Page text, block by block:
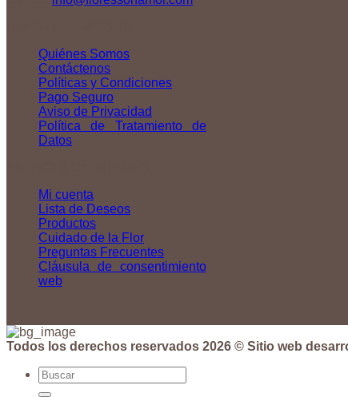
Quiénes Somos
Contáctenos
Políticas y Condiciones
Pago Seguro
Aviso de Privacidad
Política de Tratamiento de
Datos
Mi cuenta
Lista de Deseos
Productos
Cuidado de la Flor
Preguntas Frecuentes
Cláusula de consentimiento
web
Todos los derechos reservados 2026 © Sitio web
Buscar
por: